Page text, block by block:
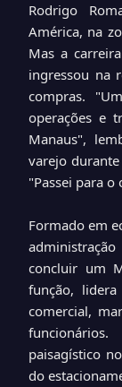
Rodrigo
América, na
Mas a
ingressou na
compras.
operações e
Manaus",
varejo durante
"Passei para
Formado em
concluir um
função, lidera
comercial,
paisagístico
do